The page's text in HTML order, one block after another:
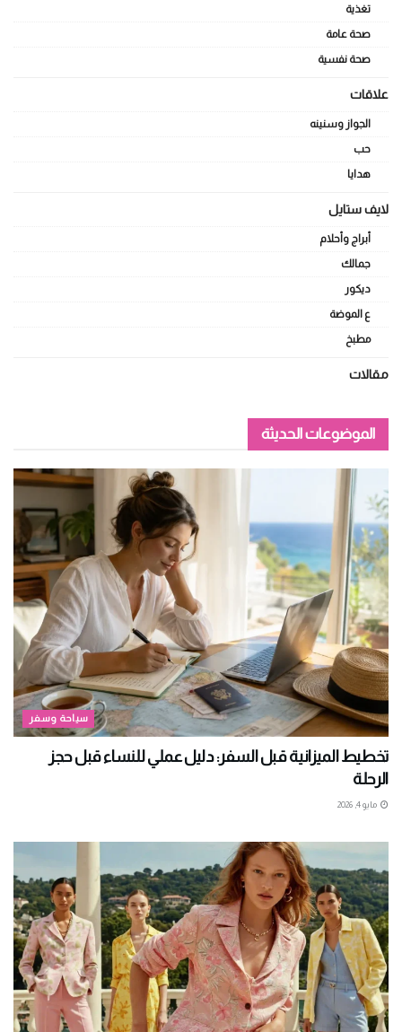
تغذية
صحة عامة
صحة نفسية
علاقات
الجواز وسنينه
حب
هدايا
لايف ستايل
أبراج وأحلام
جمالك
ديكور
ع الموضة
مطبخ
مقالات
الموضوعات الحديثة
سياحة وسفر
تخطيط الميزانية قبل السفر: دليل عملي للنساء قبل حجز
الرحلة
مايو 4, 2026